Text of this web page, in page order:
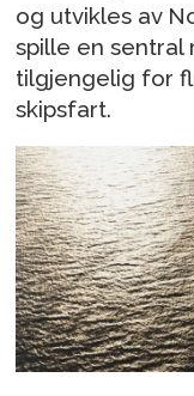
og utvikles av
spille en sentral
tilgjengelig for
skipsfart.